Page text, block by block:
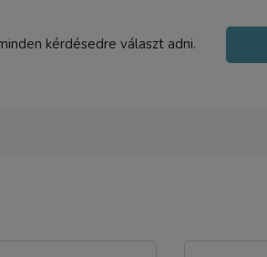
kérdésedre választ adni.